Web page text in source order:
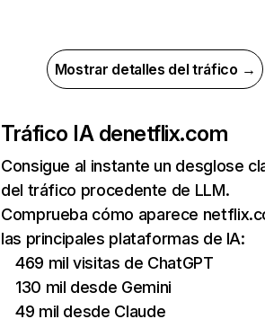
Mostrar detalles del tráfico →
Tráfico IA denetflix.com
Consigue al instante un desglose
del tráfico procedente de LLM.
Comprueba cómo aparece
las principales plataformas de IA:
469 mil visitas de ChatGPT
130 mil desde Gemini
49 mil desde Claude